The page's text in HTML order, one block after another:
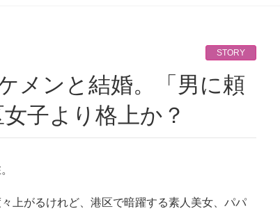
STORY
子より格上か？
上がるけれど、港区で暗躍する素人美女、パパ